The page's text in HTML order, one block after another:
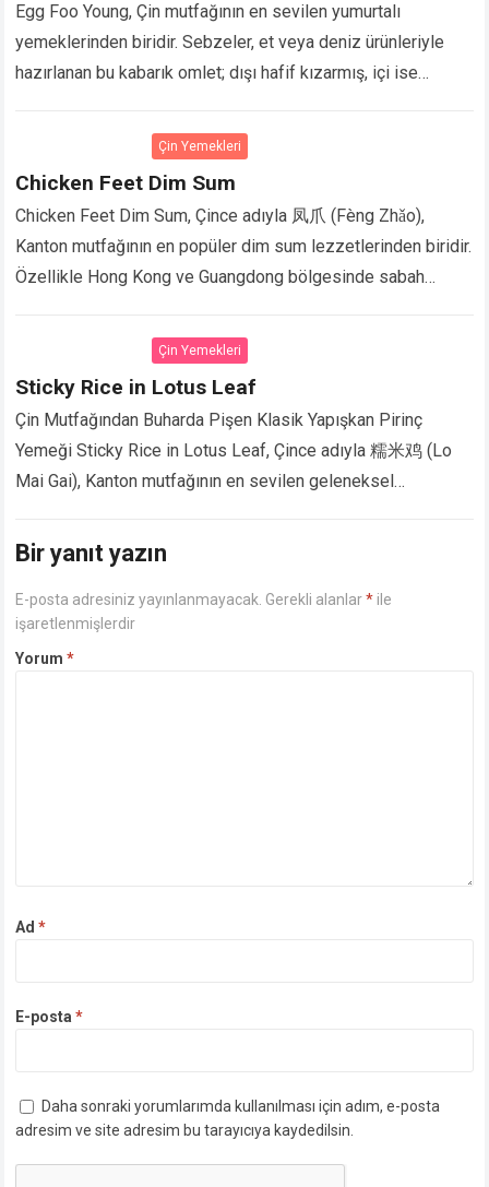
Egg Foo Young, Çin mutfağının en sevilen yumurtalı
yemeklerinden biridir. Sebzeler, et veya deniz ürünleriyle
hazırlanan bu kabarık omlet; dışı hafif kızarmış, içi ise
Çin Yemekleri
Chicken Feet Dim Sum
Chicken Feet Dim Sum, Çince adıyla 凤爪 (Fèng Zhǎo),
Kanton mutfağının en popüler dim sum lezzetlerinden biridir.
Özellikle Hong Kong ve Guangdong bölgesinde sabah
Çin Yemekleri
Sticky Rice in Lotus Leaf
Çin Mutfağından Buharda Pişen Klasik Yapışkan Pirinç
Yemeği Sticky Rice in Lotus Leaf, Çince adıyla 糯米鸡 (Lo
Mai Gai), Kanton mutfağının en sevilen geleneksel
Devamını Oku...
Bir yanıt yazın
E-posta adresiniz yayınlanmayacak. Gerekli alanlar* ile
işaretlenmişlerdir
Yorum*
Ad*
E-posta*
Daha sonraki yorumlarımda kullanılması için adım, e-posta
adresim ve site adresim bu tarayıcıya kaydedilsin.